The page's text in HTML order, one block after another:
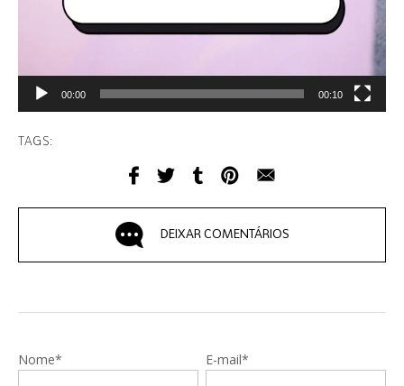
00:00 00:10
TAGS:
DEIXAR COMENTÁRIOS
Nome* E-mail*